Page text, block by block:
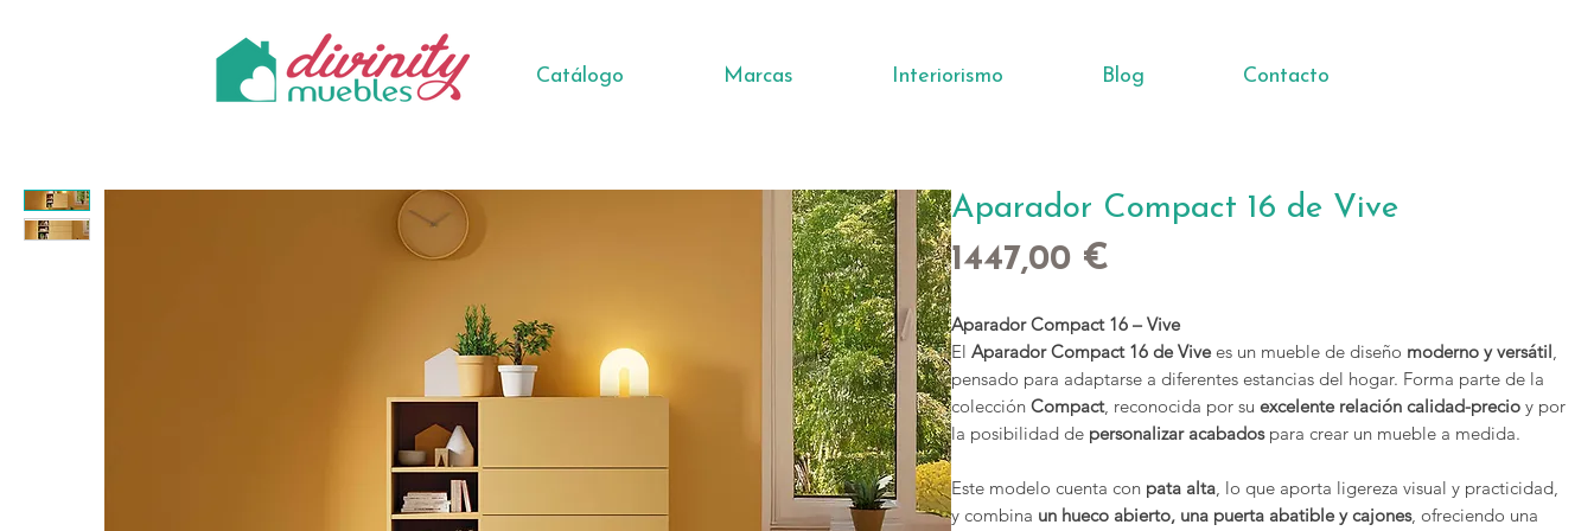
Catálogo Marcas Interiorismo Blog Contacto
Aparador Compact 16 de Vive
1447,00 €
Aparador Compact 16 – Vive
ElAparador Compact 16 de Vivees un mueble de diseño moderno y versátil,
pensado para adaptarse a diferentes estancias del hogar. Forma parte de la
colecciónCompact, reconocida por suexcelente relación calidad-precio y por
la posibilidad de personalizar acabadospara crear un mueble a medida.
Este modelo cuenta con pata alta, lo que aporta ligereza visual y practicidad,
y combina un hueco abierto, una puerta abatible y cajones, ofreciendo una